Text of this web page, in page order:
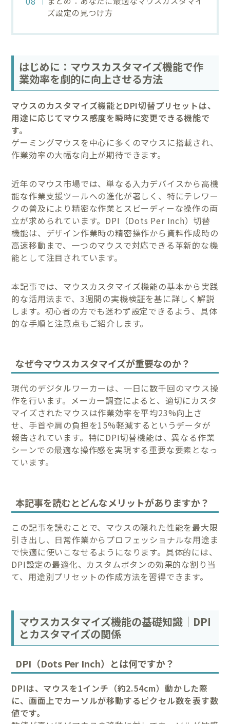
ズ設定の見つけ方
はじめに：マウスカスタマイズ機能で作
業効率を劇的に向上させる方法
マウスのカスタマイズ機能とDPI切替プリセットは、
用途に応じてマウス感度を瞬時に変更できる機能で
す。
ゲーミングマウスを中心に多くのマウスに搭載され、
作業効率の大幅な向上が期待できます。
近年のマウス市場では、単なる入力デバイスから高機
能な作業支援ツールへの進化が著しく、特にテレワー
クの普及により精密な作業とスピーディーな操作の両
立が求められています。DPI（Dots Per Inch）切替
機能は、デザイン作業時の精密操作から資料作成時の
高速移動まで、一つのマウスで対応できる革新的な機
能として注目されています。
本記事では、マウスカスタマイズ機能の基本から実践
的な活用法まで、3週間の実機検証を基に詳しく解説
します。初心者の方でも迷わず設定できるよう、具体
的な手順と注意点もご紹介します。
なぜ今マウスカスタマイズが重要なのか？
現代のデジタルワーカーは、一日に数千回のマウス操
作を行います。メーカー調査によると、適切にカスタ
マイズされたマウスは作業効率を平均23%向上さ
せ、手首や肩の負担を15%軽減するというデータが
報告されています。特にDPI切替機能は、異なる作業
シーンでの最適な操作感を実現する重要な要素となっ
ています。
本記事を読むとどんなメリットがありますか？
この記事を読むことで、マウスの隠れた性能を最大限
引き出し、日常作業からプロフェッショナルな用途ま
で快適に使いこなせるようになります。具体的には、
DPI設定の最適化、カスタムボタンの効果的な割り当
て、用途別プリセットの作成方法を習得できます。
マウスカスタマイズ機能の基礎知識｜DPI
とカスタマイズの関係
DPI（Dots Per Inch）とは何ですか？
DPIは、マウスを1インチ（約2.54cm）動かした際
に、画面上でカーソルが移動するピクセル数を表す数
値です。